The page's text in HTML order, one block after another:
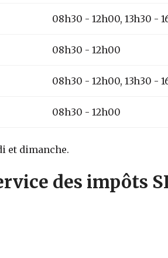
08h30 - 12h00, 13h30 -
08h30 - 12h00
08h30 - 12h00, 13h30 -
08h30 - 12h00
et dimanche.
des impôts